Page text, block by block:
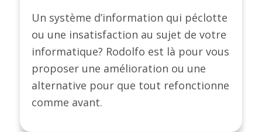
Un système d’information qui péclotte
ou une insatisfaction au sujet de votre
informatique? Rodolfo est là pour vous
proposer une amélioration ou une
alternative pour que tout refonctionne
comme avant.